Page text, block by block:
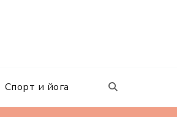
Спорт и йога